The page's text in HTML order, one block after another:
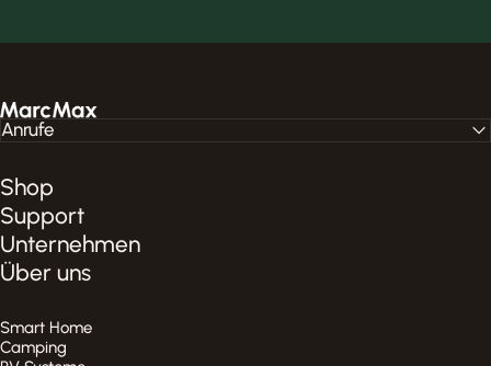
MarcMax Shop
Shop
Support
Unternehmen
Über uns
Smart Home
Camping
Anrufe